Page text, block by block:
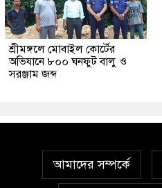
শ্রীমঙ্গলে মোবাইল কোর্টের
অভিযানে ৮০০ ঘনফুট বালু ও
সরঞ্জাম জব্দ
আমাদের সম্পর্কে